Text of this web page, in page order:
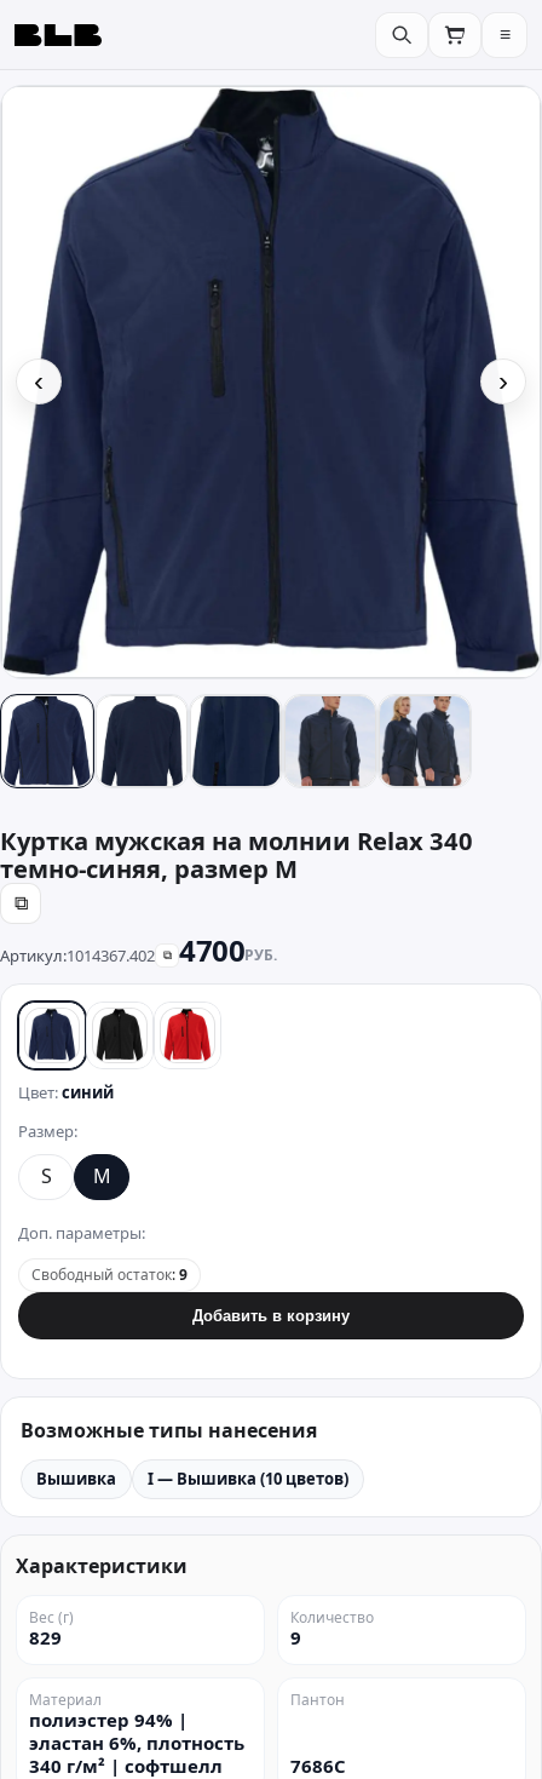
BLB ≡
‹ ›
Куртка мужская на молнии Relax 340
темно-синяя, размер M
⧉
Артикул:1014367.402 ⧉ 4700РУБ.
синий черныйкрасный
Цвет:синий
Размер:
S M
Доп. параметры:
Свободный остаток:9
Добавить в корзину
Возможные типы нанесения
Вышивка I — Вышивка (10 цветов)
Характеристики
Вес (г)
829
Количество
9
Материал
полиэстер 94% |
эластан 6%, плотность
340 г/м² | софтшелл
Пантон
7686C